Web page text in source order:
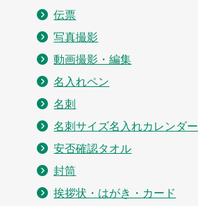
伝票
写真撮影
動画撮影・編集
名入れペン
名刺
名刺サイズ名入れカレンダー
安否確認タオル
封筒
挨拶状・はがき・カード